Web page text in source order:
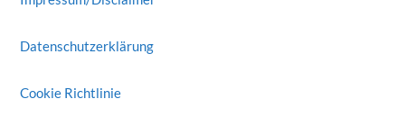
Datenschutzerklärung
Cookie Richtlinie